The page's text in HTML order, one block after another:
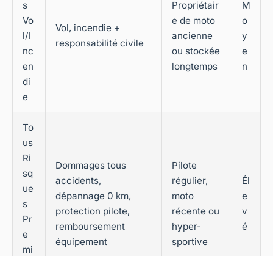
s
Vo
l/I
nc
en
di
e
Vol, incendie +
responsabilité civile
Propriétair
e de moto
ancienne
ou stockée
longtemps
M
o
y
e
n
To
us
Ri
sq
ue
s
Pr
e
mi
Dommages tous
accidents,
dépannage 0 km,
protection pilote,
remboursement
équipement
Pilote
régulier,
moto
récente ou
hyper-
sportive
Él
e
v
é